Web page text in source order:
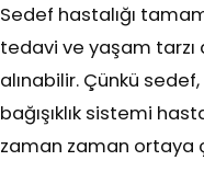
Sedef hastalığı
tedavi ve yaşam tarzı
alınabilir. Çünkü
bağışıklık sistemi
zaman zaman ortaya